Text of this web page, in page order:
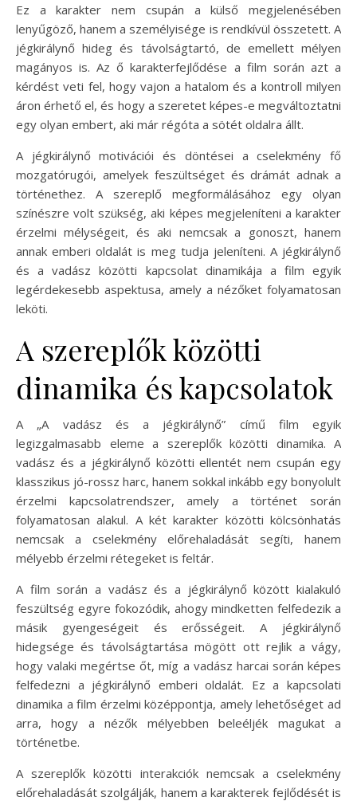
Ez a karakter nem csupán a külső megjelenésében
lenyűgöző, hanem a személyisége is rendkívül összetett. A
jégkirálynő hideg és távolságtartó, de emellett mélyen
magányos is. Az ő karakterfejlődése a film során azt a
kérdést veti fel, hogy vajon a hatalom és a kontroll milyen
áron érhető el, és hogy a szeretet képes-e megváltoztatni
egy olyan embert, aki már régóta a sötét oldalra állt.
A jégkirálynő motivációi és döntései a cselekmény fő
mozgatórugói, amelyek feszültséget és drámát adnak a
történethez. A szereplő megformálásához egy olyan
színészre volt szükség, aki képes megjeleníteni a karakter
érzelmi mélységeit, és aki nemcsak a gonoszt, hanem
annak emberi oldalát is meg tudja jeleníteni. A jégkirálynő
és a vadász közötti kapcsolat dinamikája a film egyik
legérdekesebb aspektusa, amely a nézőket folyamatosan
leköti.
A szereplők közötti
dinamika és kapcsolatok
A „A vadász és a jégkirálynő” című film egyik
legizgalmasabb eleme a szereplők közötti dinamika. A
vadász és a jégkirálynő közötti ellentét nem csupán egy
klasszikus jó-rossz harc, hanem sokkal inkább egy bonyolult
érzelmi kapcsolatrendszer, amely a történet során
folyamatosan alakul. A két karakter közötti kölcsönhatás
nemcsak a cselekmény előrehaladását segíti, hanem
mélyebb érzelmi rétegeket is feltár.
A film során a vadász és a jégkirálynő között kialakuló
feszültség egyre fokozódik, ahogy mindketten felfedezik a
másik gyengeségeit és erősségeit. A jégkirálynő
hidegsége és távolságtartása mögött ott rejlik a vágy,
hogy valaki megértse őt, míg a vadász harcai során képes
felfedezni a jégkirálynő emberi oldalát. Ez a kapcsolati
dinamika a film érzelmi középpontja, amely lehetőséget ad
arra, hogy a nézők mélyebben beleéljék magukat a
történetbe.
A szereplők közötti interakciók nemcsak a cselekmény
előrehaladását szolgálják, hanem a karakterek fejlődését is